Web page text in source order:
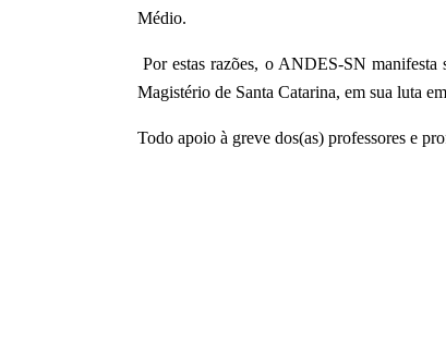
Médio.
Por estas razões, o ANDES-SN manifesta
Magistério de Santa Catarina, em sua luta
Todo apoio à greve dos(as) professores e